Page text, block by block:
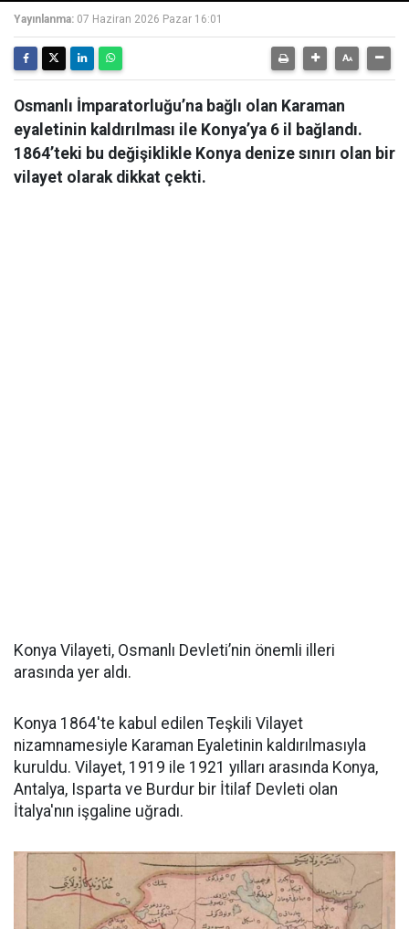
Yayınlanma: 07 Haziran 2026 Pazar 16:01
Osmanlı İmparatorluğu’na bağlı olan Karaman
eyaletinin kaldırılması ile Konya’ya 6 il bağlandı.
1864’teki bu değişiklikle Konya denize sınırı olan bir
vilayet olarak dikkat çekti.
Konya Vilayeti, Osmanlı Devleti’nin önemli illeri
arasında yer aldı.
Konya 1864'te kabul edilen Teşkili Vilayet
nizamnamesiyle Karaman Eyaletinin kaldırılmasıyla
kuruldu. Vilayet, 1919 ile 1921 yılları arasında Konya,
Antalya, Isparta ve Burdur bir İtilaf Devleti olan
İtalya'nın işgaline uğradı.